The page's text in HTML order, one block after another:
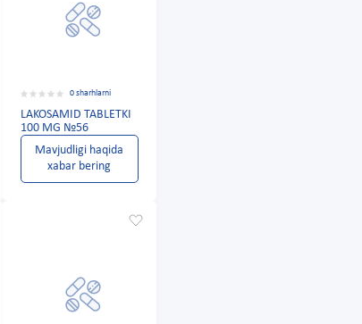
0 sharhlarni
LAKOSAMID TABLETKI
100 MG №56
Mavjudligi haqida
xabar bering